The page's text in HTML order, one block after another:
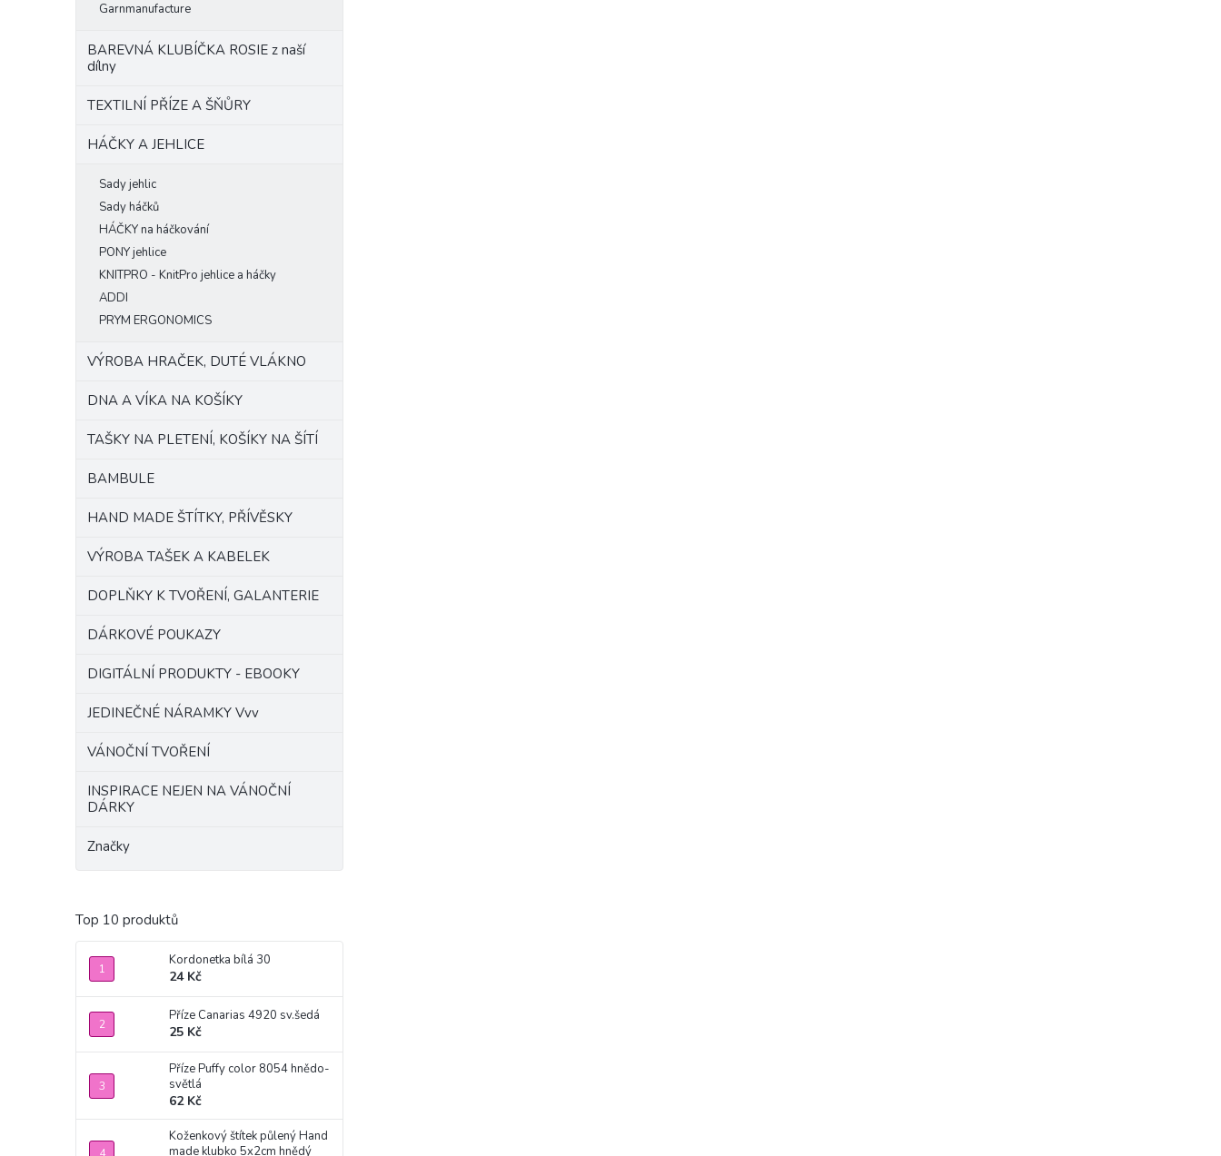
Garnmanufacture
BAREVNÁ KLUBÍČKA ROSIE z naší
dílny
TEXTILNÍ PŘÍZE A ŠŇŮRY
HÁČKY A JEHLICE
Sady jehlic
Sady háčků
HÁČKY na háčkování
PONY jehlice
KNITPRO - KnitPro jehlice a háčky
ADDI
PRYM ERGONOMICS
VÝROBA HRAČEK, DUTÉ VLÁKNO
DNA A VÍKA NA KOŠÍKY
TAŠKY NA PLETENÍ, KOŠÍKY NA ŠÍTÍ
BAMBULE
HAND MADE ŠTÍTKY, PŘÍVĚSKY
VÝROBA TAŠEK A KABELEK
DOPLŇKY K TVOŘENÍ, GALANTERIE
DÁRKOVÉ POUKAZY
DIGITÁLNÍ PRODUKTY - EBOOKY
JEDINEČNÉ NÁRAMKY Vvv
VÁNOČNÍ TVOŘENÍ
INSPIRACE NEJEN NA VÁNOČNÍ
DÁRKY
Značky
Top 10 produktů
Kordonetka bílá 30
24 Kč
Příze Canarias 4920 sv.šedá
25 Kč
Příze Puffy color 8054 hnědo-
světlá
62 Kč
Koženkový štítek půlený Hand
made klubko 5x2cm hnědý